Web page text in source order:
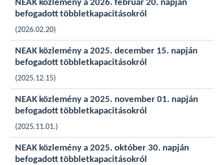
NEAK közlemény a 2026. február 20. napján
befogadott többletkapacitásokról
(2026.02.20)
NEAK közlemény a 2025. december 15. napján
befogadott többletkapacitásokról
(2025.12.15)
NEAK közlemény a 2025. november 01. napján
befogadott többletkapacitásokról
(2025.11.01.)
NEAK közlemény a 2025. október 30. napján
befogadott többletkapacitásokról